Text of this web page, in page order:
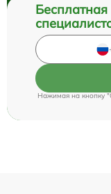
Нажимая на кнопку